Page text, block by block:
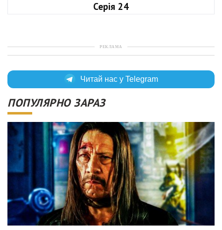
Серія 24
РЕКЛАМА
Читай нас у Telegram
ПОПУЛЯРНО ЗАРАЗ